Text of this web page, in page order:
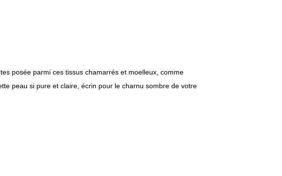
posée parmi ces tissus chamarrés et moelleux, comme
peau si pure et claire, écrin pour le charnu sombre de votre